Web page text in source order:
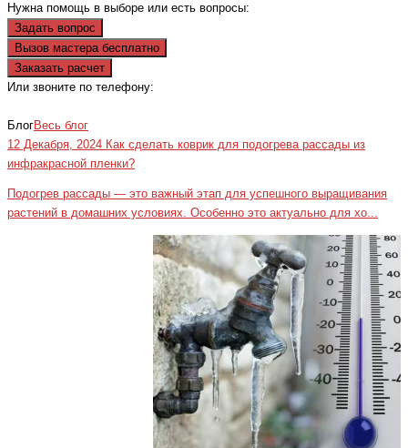
Нужна помощь в выборе или есть вопросы:
Задать вопрос
Вызов мастера бесплатно
Заказать расчет
Или звоните по телефону:
БлогВесь блог
12 Декабря, 2024 Как сделать коврик для подогрева рассады из
инфракрасной пленки?
Подогрев рассады — это важный этап для успешного выращивания
растений в домашних условиях. Особенно это актуально для хо...